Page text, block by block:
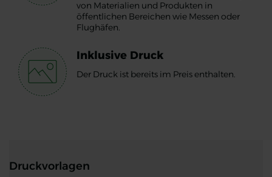
von Materialien und Produkten in
öffentlichen Bereichen wie Messen oder
Flughäfen.
Inklusive Druck
Der Druck ist bereits im Preis enthalten.
Druckvorlagen